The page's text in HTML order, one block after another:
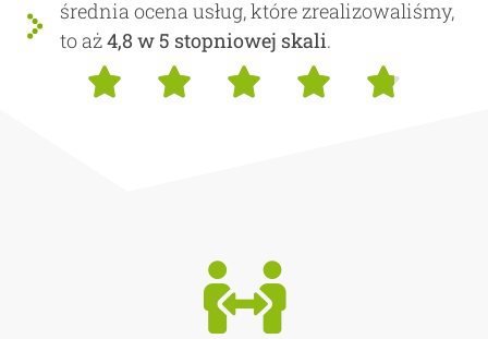
średnia ocena usług, które zrealizowaliśmy,
to aż4,8 w 5 stopniowej skali.
    